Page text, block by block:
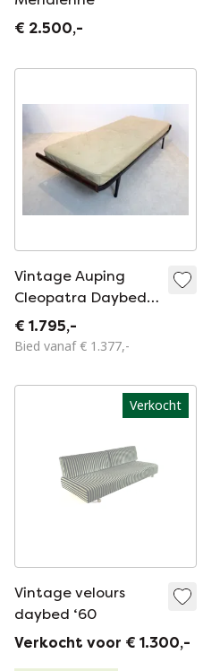
€ 2.500,-
Vintage Auping
Cleopatra Daybed +
Matras
€ 1.795,-
Bied vanaf € 1.377,-
Verkocht
Vintage velours
daybed ‘60
Verkocht voor € 1.300,-